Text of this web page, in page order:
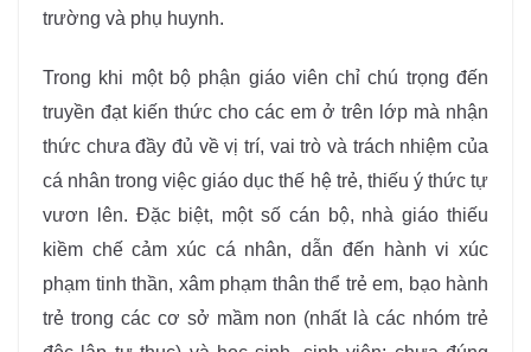
trường và phụ huynh.
Trong khi một bộ phận giáo viên chỉ chú trọng đến
truyền đạt kiến thức cho các em ở trên lớp mà nhận
thức chưa đầy đủ về vị trí, vai trò và trách nhiệm của
cá nhân trong việc giáo dục thế hệ trẻ, thiếu ý thức tự
vươn lên. Đặc biệt, một số cán bộ, nhà giáo thiếu
kiềm chế cảm xúc cá nhân, dẫn đến hành vi xúc
phạm tinh thần, xâm phạm thân thể trẻ em, bạo hành
trẻ trong các cơ sở mầm non (nhất là các nhóm trẻ